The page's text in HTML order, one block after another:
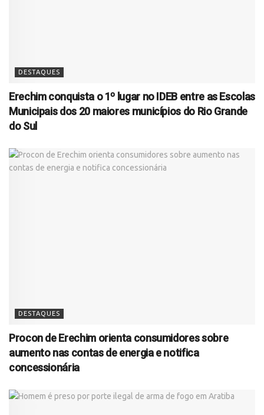
DESTAQUES
Erechim conquista o 1º lugar no IDEB entre as Escolas
Municipais dos 20 maiores municípios do Rio Grande
do Sul
DESTAQUES
Procon de Erechim orienta consumidores sobre
aumento nas contas de energia e notifica
concessionária